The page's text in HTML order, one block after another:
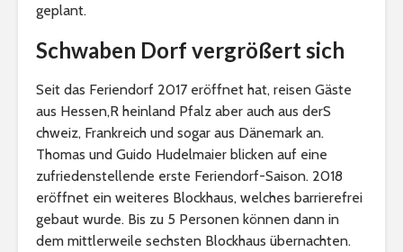
geplant.
Schwaben Dorf vergrößert sich
Seit das Feriendorf 2017 eröffnet hat, reisen Gäste
aus Hessen,R heinland Pfalz aber auch aus derS
chweiz, Frankreich und sogar aus Dänemark an.
Thomas und Guido Hudelmaier blicken auf eine
zufriedenstellende erste Feriendorf-Saison. 2018
eröffnet ein weiteres Blockhaus, welches barrierefrei
gebaut wurde. Bis zu 5 Personen können dann in
dem mittlerweile sechsten Blockhaus übernachten.